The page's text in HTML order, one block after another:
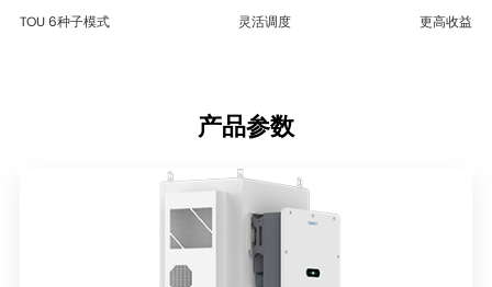
TOU 6种子模式 灵活调度 更高收益
产品参数